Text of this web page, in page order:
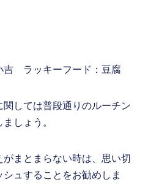
ラッキーフード：豆腐
しては普段通りのルーチン
しょう。
まとまらない時は、思い切
ュすることをお勧めしま